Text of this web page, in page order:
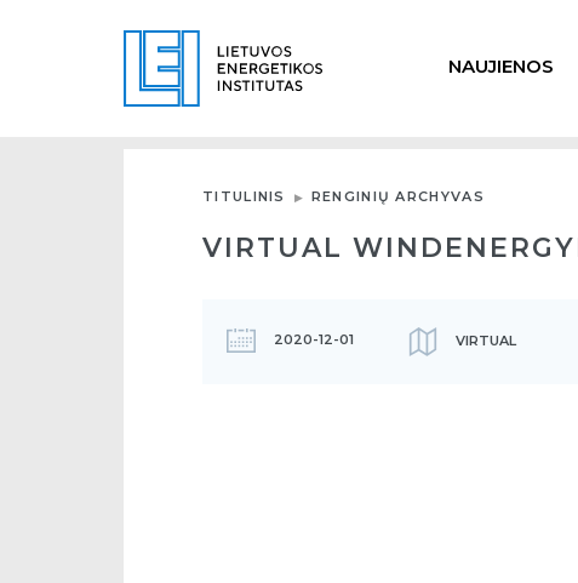
NAUJIENOS
TITULINIS RENGINIŲ ARCHYVAS
VIRTUAL
2020-12-01 VIRTUAL